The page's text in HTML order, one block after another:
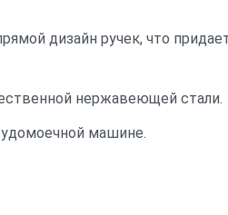
дизайн ручек, что
нержавеющей стали.
машине.